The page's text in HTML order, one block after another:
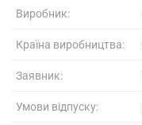
Виробник:
Країна виробництва:
Заявник:
Умови відпуску: